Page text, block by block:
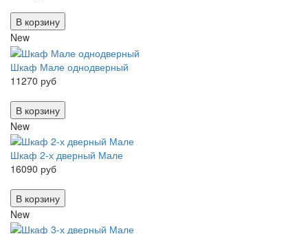
В корзину
New
Шкаф Мале однодверный
11270 руб
В корзину
New
Шкаф 2-х дверный Мале
16090 руб
В корзину
New